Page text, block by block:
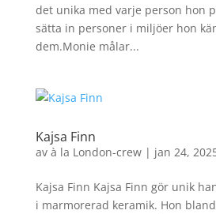
det unika med varje person hon
sätta in personer i miljöer hon
dem.Monie målar...
Kajsa Finn
av à la London-crew| jan 24,
Kajsa Finn Kajsa Finn gör unik
i marmorerad keramik. Hon